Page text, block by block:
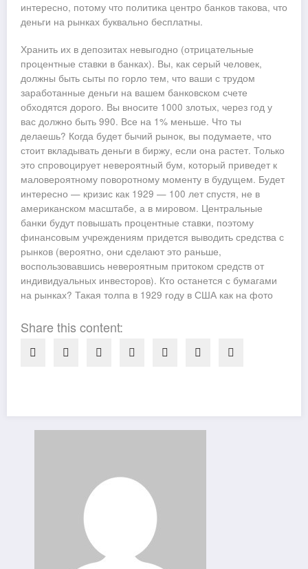
интересно, потому что политика центро банков такова, что
деньги на рынках буквально бесплатны.
Хранить их в депозитах невыгодно (отрицательные
процентные ставки в банках). Вы, как серый человек,
должны быть сыты по горло тем, что ваши с трудом
заработанные деньги на вашем банковском счете
обходятся дорого. Вы вносите 1000 злотых, через год у
вас должно быть 990. Все на 1% меньше. Что ты
делаешь? Когда будет бычий рынок, вы подумаете, что
стоит вкладывать деньги в биржу, если она растет. Только
это спровоцирует невероятный бум, который приведет к
маловероятному поворотному моменту в будущем. Будет
интересно — кризис как 1929 — 100 лет спустя, не в
американском масштабе, а в мировом. Центральные
банки будут повышать процентные ставки, поэтому
финансовым учреждениям придется выводить средства с
рынков (вероятно, они сделают это раньше,
воспользовавшись невероятным притоком средств от
индивидуальных инвесторов). Кто останется с бумагами
на рынках? Такая толпа в 1929 году в США как на фото
Share this content: